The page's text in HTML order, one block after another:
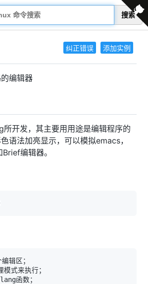
搜索
纠正错误 添加实例
编辑器
开发，其主要用用途是编辑程序的
语法加亮显示，可以模拟emacs，
编辑器。